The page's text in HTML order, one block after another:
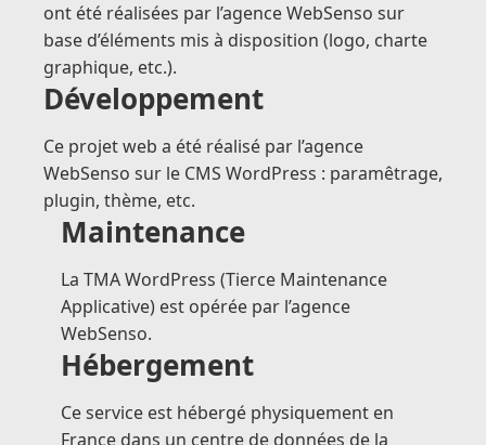
ont été réalisées par l’agence WebSenso sur
base d’éléments mis à disposition (logo, charte
graphique, etc.).
Développement
Ce projet web a été réalisé par l’agence
WebSenso sur le CMS WordPress : paramêtrage,
plugin, thème, etc.
Maintenance
La TMA WordPress (Tierce Maintenance
Applicative) est opérée par l’agence
WebSenso.
Hébergement
Ce service est hébergé physiquement en
France dans un centre de données de la